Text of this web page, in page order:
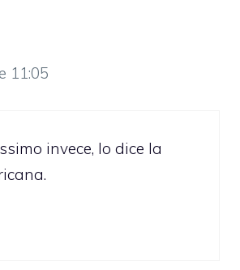
11:05
invece, lo dice la